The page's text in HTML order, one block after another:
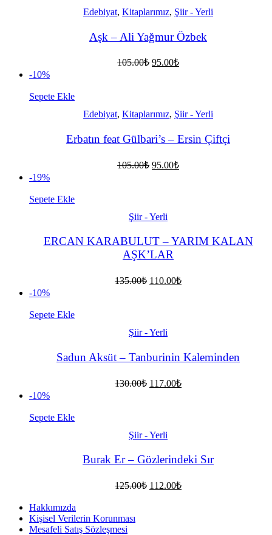
Edebiyat, Kitaplarımız, Şiir - Yerli
Aşk – Ali Yağmur Özbek
105.00₺ Orijinal
95.00₺Şu
-10%
Sepete Ekle
Edebiyat, Kitaplarımız, Şiir - Yerli
Erbatın feat Gülbari’s – Ersin Çiftçi
105.00₺ Orijinal
95.00₺Şu
-19%
Sepete Ekle
Şiir - Yerli
ERCAN KARABULUT – YARIM KALAN
AŞK’LAR
135.00₺ Orijinal
110.00₺Şu
-10%
Sepete Ekle
Şiir - Yerli
Sadun Aksüt – Tanburinin Kaleminden
130.00₺ Orijinal
117.00₺Şu
-10%
Sepete Ekle
Şiir - Yerli
Burak Er – Gözlerindeki Sır
125.00₺ Orijinal
112.00₺Şu
Hakkımızda
Kişisel Verilerin Korunması
Mesafeli Satış Sözleşmesi